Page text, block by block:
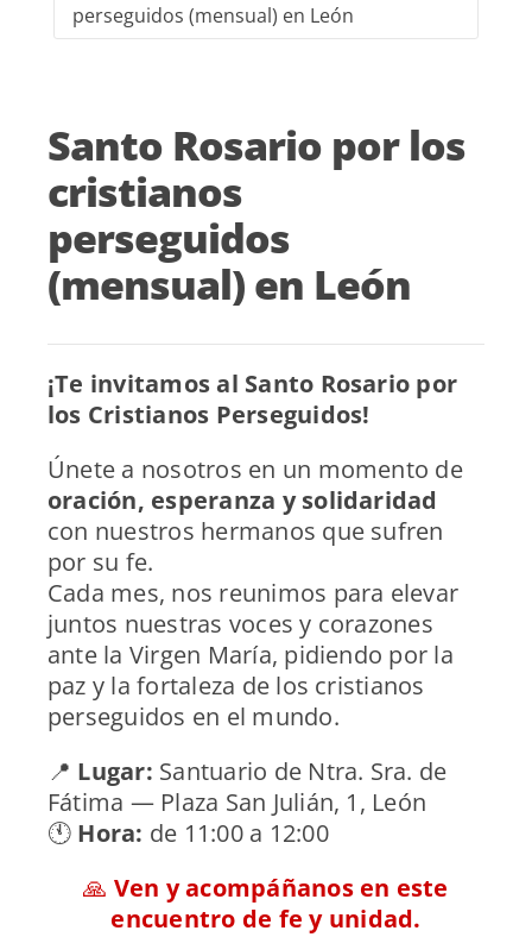
perseguidos (mensual) en León
Santo Rosario por los
cristianos
perseguidos
(mensual) en León
¡Te invitamos al Santo Rosario por
los Cristianos Perseguidos!
Únete a nosotros en un momento de
oración, esperanza y solidaridad
con nuestros hermanos que sufren
por su fe.
Cada mes, nos reunimos para elevar
juntos nuestras voces y corazones
ante la Virgen María, pidiendo por la
paz y la fortaleza de los cristianos
perseguidos en el mundo.
📍 Lugar: Santuario de Ntra. Sra. de
Fátima — Plaza San Julián, 1, León
🕚 Hora: de 11:00 a 12:00
🙏 Ven y acompáñanos en este
encuentro de fe y unidad.